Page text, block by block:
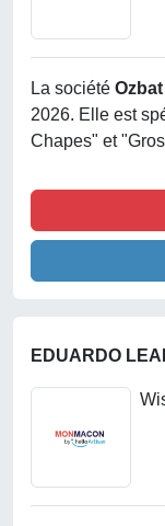
La société Ozbat
2026. Elle est
Chapes" et
EDUARDO